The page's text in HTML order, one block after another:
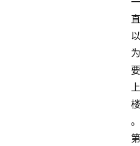
直
以
为
要
上
楼
。
第